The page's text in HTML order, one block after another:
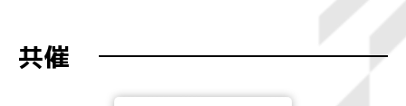
共催